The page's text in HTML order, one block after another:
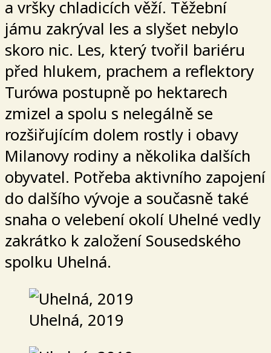
a vršky chladicích věží. Těžební
jámu zakrýval les a slyšet nebylo
skoro nic. Les, který tvořil bariéru
před hlukem, prachem a reflektory
Turówa postupně po hektarech
zmizel a spolu s nelegálně se
rozšiřujícím dolem rostly i obavy
Milanovy rodiny a několika dalších
obyvatel. Potřeba aktivního zapojení
do dalšího vývoje a současně také
snaha o velebení okolí Uhelné vedly
zakrátko k založení Sousedského
spolku Uhelná.
Uhelná, 2019